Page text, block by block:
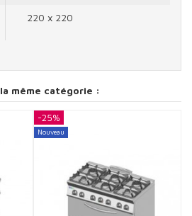
220 x 220
même catégorie :
-25%
Nouveau